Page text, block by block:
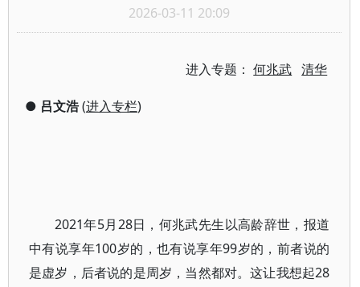
2026-03-11 20:09
进入专题：何兆武 清华
● 吕文浩(进入专栏)
2021年5月28日，何兆武先生以高龄辞世，报道
中有说享年100岁的，也有说享年99岁的，前者说的
是虚岁，后者说的是周岁，当然都对。这让我想起28